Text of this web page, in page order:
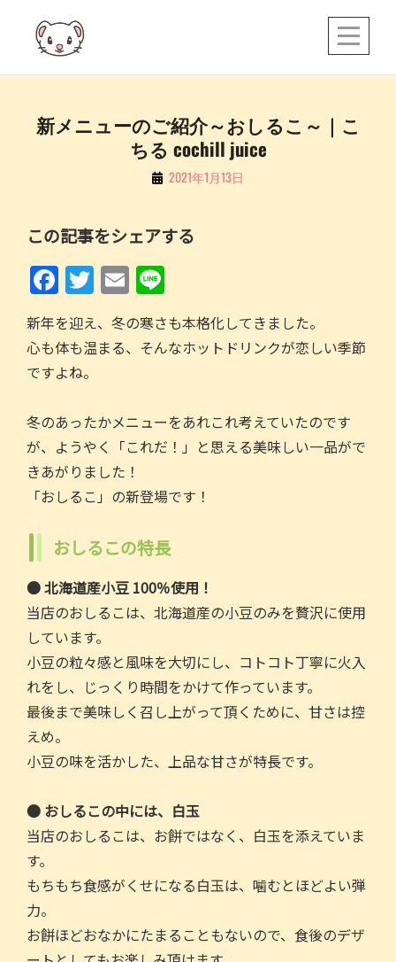
content
新メニューのご紹介～おしるこ～｜こ
ちる cochill juice
By
る
2021年1月13日
この記事をシェアする
F
a
c
e
o
o
k
T
w
itt
er
E
m
ai
l
n
e
新年を迎え、冬の寒さも本格化してきました。
心も体も温まる、そんなホットドリンクが恋しい季節
ですよね。
冬のあったかメニューをあれこれ考えていたのです
が、ようやく「これだ！」と思える美味しい一品がで
きあがりました！
「おしるこ」の新登場です！
おしるこの特長
● 北海道産小豆 100％使用！
当店のおしるこは、北海道産の小豆のみを贅沢に使用
しています。
小豆の粒々感と風味を大切にし、コトコト丁寧に火入
れをし、じっくり時間をかけて作っています。
最後まで美味しく召し上がって頂くために、甘さは控
えめ。
小豆の味を活かした、上品な甘さが特長です。
● おしるこの中には、白玉
当店のおしるこは、お餅ではなく、白玉を添えていま
す。
もちもち食感がくせになる白玉は、噛むとほどよい弾
力。
お餅ほどおなかにたまることもないので、食後のデザ
投
ゲ
ー
シ
ョ
ン